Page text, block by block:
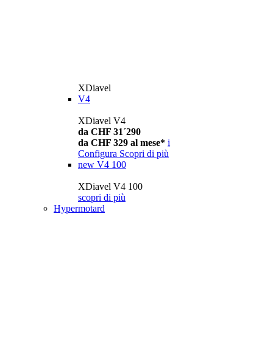
XDiavel
V4
XDiavel V4
da CHF 31´290
da CHF 329 al mese* i
Configura Scopri di più
new V4 100
XDiavel V4 100
scopri di più
Hypermotard